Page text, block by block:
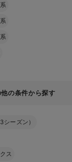
の条件から探す
シーズン）
ス